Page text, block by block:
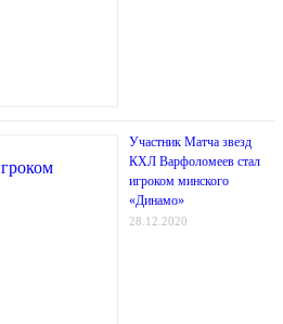
Участник Матча звезд
КХЛ Варфоломеев стал
игроком минского
«Динамо»
28.12.2020